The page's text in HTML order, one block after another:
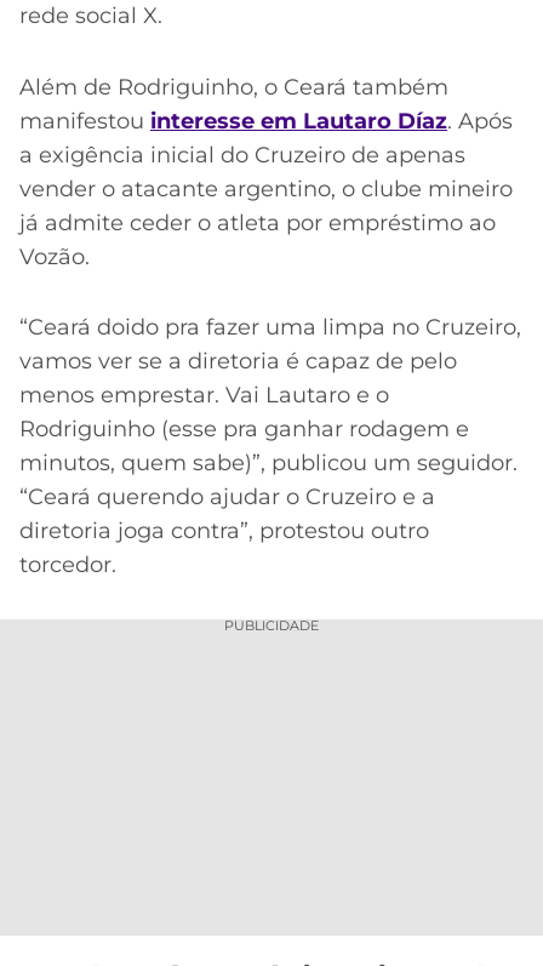
rede social X.
Além de Rodriguinho, o Ceará também
manifestou interesse em Lautaro Díaz. Após
a exigência inicial do Cruzeiro de apenas
vender o atacante argentino, o clube mineiro
já admite ceder o atleta por empréstimo ao
Vozão.
“Ceará doido pra fazer uma limpa no Cruzeiro,
vamos ver se a diretoria é capaz de pelo
menos emprestar. Vai Lautaro e o
Rodriguinho (esse pra ganhar rodagem e
minutos, quem sabe)”, publicou um seguidor.
“Ceará querendo ajudar o Cruzeiro e a
diretoria joga contra”, protestou outro
torcedor.
PUBLICIDADE